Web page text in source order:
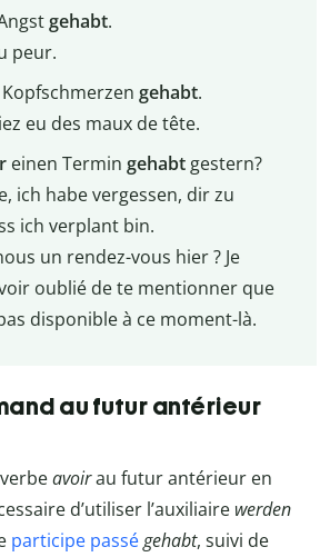
gehabt.
peur.
gehabt.
eu des maux de tête.
einen Termin gehabt gestern?
ich habe vergessen, dir zu
ich verplant bin.
un rendez-vous hier ? Je
oublié de te mentionner que
disponible à ce moment-là.
au futur antérieur
avoirau futur antérieur en
d’utiliser l’auxiliaire werden
participe passégehabt, suivi de